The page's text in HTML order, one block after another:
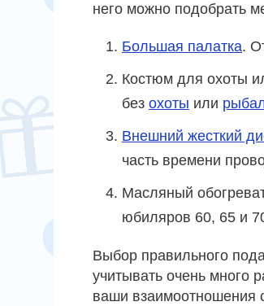
него можно подобрать
Большая палатка.
Костюм для охоты
без охоты или
Внешний жесткий
часть времени
Масляный
юбиляров 60, 65 и
Выбор правильного
учитывать очень много
ваши